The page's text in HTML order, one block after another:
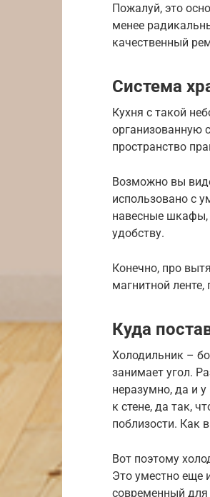
Пожалуй, это
менее
качественный
Система
Кухня с такой
организованную
пространство
Возможно вы
использовано с
навесные шкафы,
удобству.
Конечно, про
магнитной
Куда
Холодильник –
занимает угол.
неразумно, да и
к стене, да так,
поблизости. Как
Вот поэтому
Это уместно еще
современный